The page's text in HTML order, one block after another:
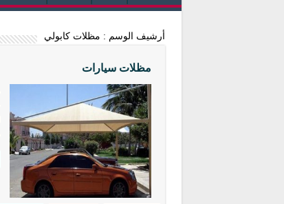
أرشيف الوسم : مظلات كابولي
مظلات سيارات